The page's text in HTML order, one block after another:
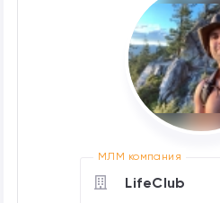
МЛМ компания
LifeClub